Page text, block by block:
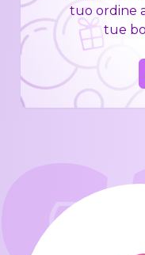
tuo ordine
tue